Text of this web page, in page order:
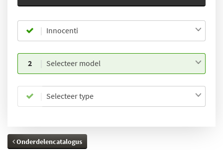
Innocenti
2 Selecteer model
Selecteer type
Onderdelencatalogus